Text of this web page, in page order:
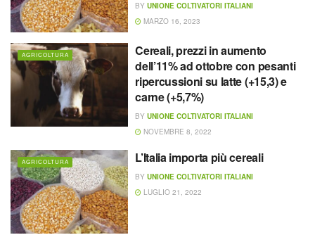
BY UNIONE COLTIVATORI ITALIANI
MARZO 16, 2023
AGRICOLTURA
Cereali, prezzi in aumento
dell’11% ad ottobre con pesanti
ripercussioni su latte (+15,3) e
carne (+5,7%)
BY UNIONE COLTIVATORI ITALIANI
NOVEMBRE 8, 2022
AGRICOLTURA L’Italia importa più cereali
BY UNIONE COLTIVATORI ITALIANI
LUGLIO 21, 2022